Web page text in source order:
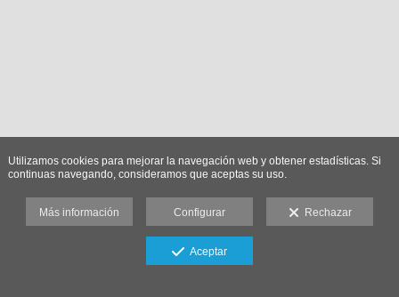
Utilizamos cookies para mejorar la navegación web y obtener estadísticas. Si
continuas navegando, consideramos que aceptas su uso.
Más información Configurar Rechazar
Aceptar